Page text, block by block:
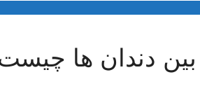
بین دندان ها